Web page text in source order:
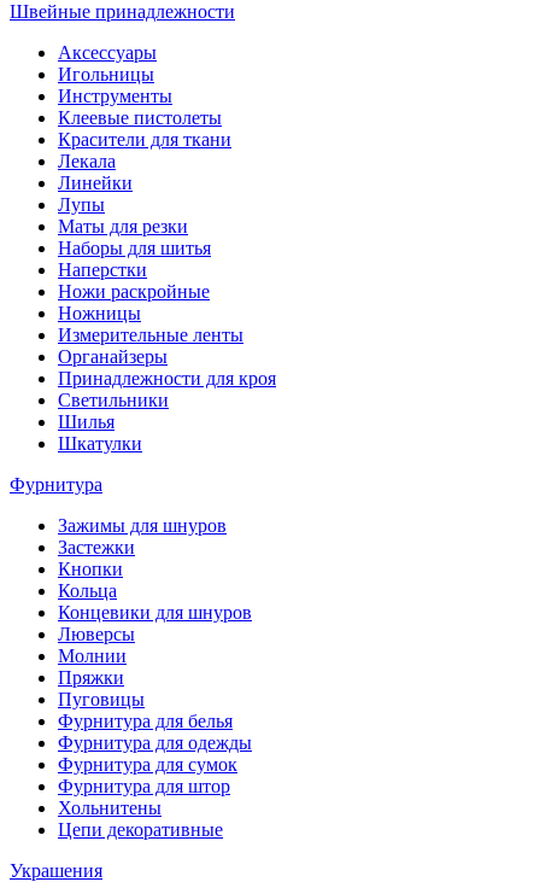
Швейные принадлежности
Аксессуары
Игольницы
Инструменты
Клеевые пистолеты
Красители для ткани
Лекала
Линейки
Лупы
Маты для резки
Наборы для шитья
Наперстки
Ножи раскройные
Ножницы
Измерительные ленты
Органайзеры
Принадлежности для кроя
Светильники
Шилья
Шкатулки
Фурнитура
Зажимы для шнуров
Застежки
Кнопки
Кольца
Концевики для шнуров
Люверсы
Молнии
Пряжки
Пуговицы
Фурнитура для белья
Фурнитура для одежды
Фурнитура для сумок
Фурнитура для штор
Хольнитены
Цепи декоративные
Украшения